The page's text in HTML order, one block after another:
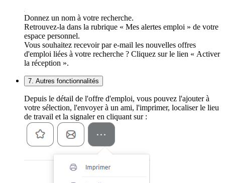
Donnez un nom à votre recherche.
Retrouvez-la dans la rubrique « Mes alertes emploi » de votre
espace personnel.
Vous souhaitez recevoir par e-mail les nouvelles offres
d'emploi liées à votre recherche ? Cliquez sur le lien « Activer
la réception ».
7. Autres fonctionnalités
Depuis le détail de l'offre d'emploi, vous pouvez l'ajouter à
votre sélection, l'envoyer à un ami, l'imprimer, localiser le lieu
de travail et la signaler en cliquant sur :